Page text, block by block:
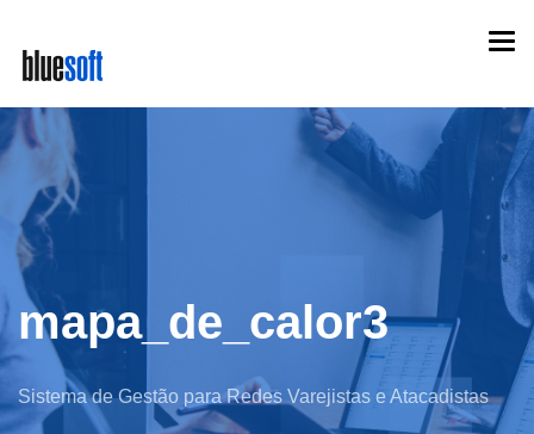
main
content
mapa_de_calor3
Sistema de Gestão para Redes Varejistas e Atacadistas